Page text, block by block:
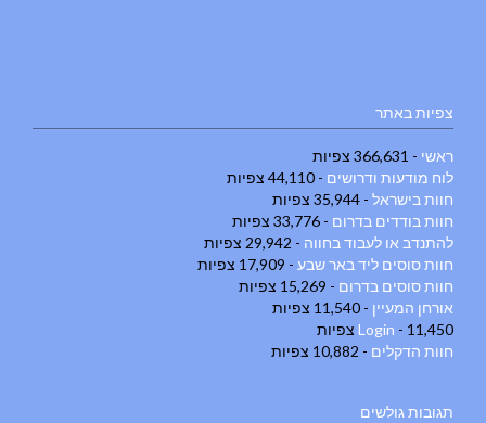
צפיות באתר
ראשי - 366,631 צפיות
לוח מודעות ודרושים - 44,110 צפיות
חוות בישראל - 35,944 צפיות
חוות בודדים בדרום - 33,776 צפיות
להתנדב או לעבוד בחווה - 29,942 צפיות
חוות סוסים ליד באר שבע - 17,909 צפיות
חוות סוסים בדרום - 15,269 צפיות
אורחן המעיין - 11,540 צפיות
Login - 11,450 צפיות
חוות הדקלים - 10,882 צפיות
תגובות גולשים